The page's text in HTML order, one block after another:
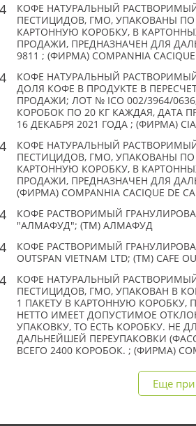
КОФЕ НАТУРАЛЬНЫЙ
ПЕСТИЦИДОВ, ГМО, УПАКОВАНЫ ПО
КАРТОННУЮ КОРОБКУ, В
ПРОДАЖИ, ПРЕДНАЗНАЧЕН ДЛЯ
9811 ; (ФИРМА) COMPANHIA CACIQUE
КОФЕ НАТУРАЛЬНЫЙ
ДОЛЯ КОФЕ В ПРОДУКТЕ В
ПРОДАЖИ; ЛОТ № ICO 002/3964/
КОРОБОК ПО 20 КГ КАЖДАЯ, ДАТА
16 ДЕКАБРЯ 2021 ГОДА ; (ФИРМА) CIA.
КОФЕ НАТУРАЛЬНЫЙ
ПЕСТИЦИДОВ, ГМО, УПАКОВАНЫ ПО
КАРТОННУЮ КОРОБКУ, В
ПРОДАЖИ, ПРЕДНАЗНАЧЕН ДЛЯ
(ФИРМА) COMPANHIA CACIQUE DE
КОФЕ РАСТВОРИМЫЙ
"АЛМАФУД"; (TM) АЛМАФУД
КОФЕ РАСТВОРИМЫЙ
OUTSPAN VIETNAM LTD; (TM) CAFE
КОФЕ НАТУРАЛЬНЫЙ
ПЕСТИЦИДОВ, ГМО, УПАКОВАН В
1 ПАКЕТУ В КАРТОННУЮ КОРОБКУ,
НЕТТО ИМЕЕТ ДОПУСТИМОЕ
УПАКОВКУ, ТО ЕСТЬ КОРОБКУ. НЕ
ДАЛЬНЕЙШЕЙ ПЕРЕУПАКОВКИ
ВСЕГО 2400 КОРОБОК. ; (ФИРМА)
Еще